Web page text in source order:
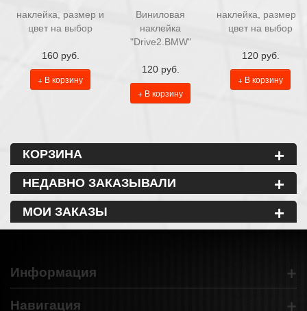
наклейка, размер и
цвет на выбор
160 руб.
+ В корзину
Виниловая
наклейка
"Drive2.BMW"
120 руб.
+ В корзину
наклейка, размер и
цвет на выбор
120 руб.
+ В корзину
КОРЗИНА +
НЕДАВНО ЗАКАЗЫВАЛИ +
МОИ ЗАКАЗЫ +
Информация +
Навигация +